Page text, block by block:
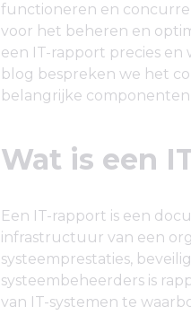
functioneren en
voor het beheren en
een IT-rapport precies en
blog bespreken we het
belangrijke
Wat is een
Een IT-rapport is een
infrastructuur van een
systeemprestaties,
systeembeheerders is
van IT-systemen te